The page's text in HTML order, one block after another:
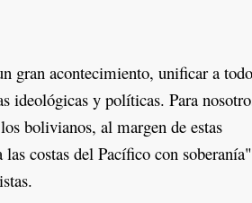
acontecimiento, unificar a
ideológicas y políticas. Para
bolivianos, al margen de estas
costas del Pacífico con